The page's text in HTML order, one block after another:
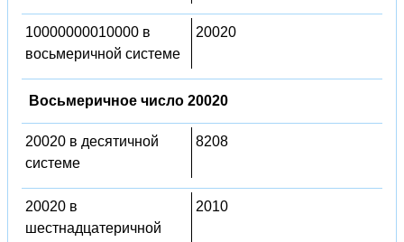
10000000010000 в
восьмеричной системе
20020
Восьмеричное число 20020
20020 в десятичной
системе
8208
20020 в
шестнадцатеричной
2010